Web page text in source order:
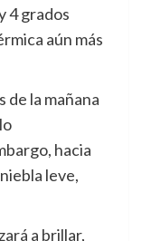
4 grados
aún más
de la mañana
hacia
leve,
a brillar,